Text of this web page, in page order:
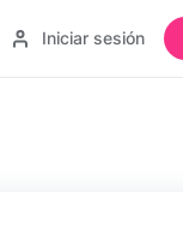
Iniciar sesión